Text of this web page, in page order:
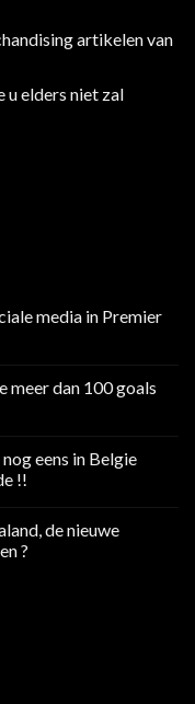
artikelen van
u elders niet zal
media in Premier
meer dan 100 goals
eens in Belgie
!!
de nieuwe
?